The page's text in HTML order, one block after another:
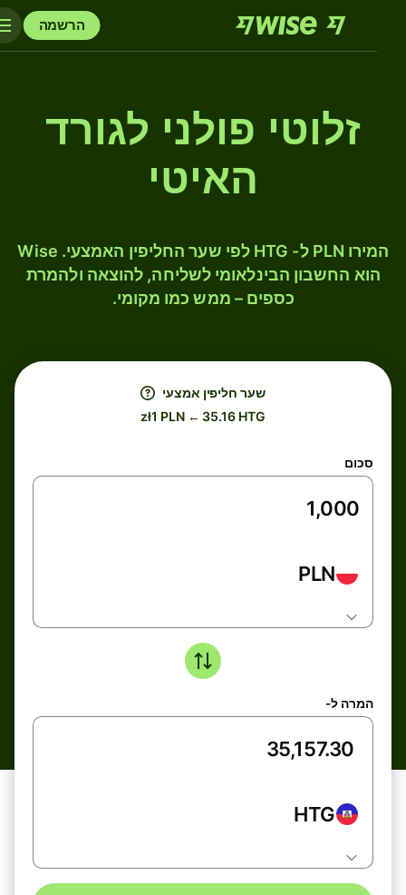
הרשמה
זלוטי פולני לגורד
האיטי
המירו PLN ל- HTG לפי שער החליפין האמצעי. Wise
הוא החשבון הבינלאומי לשליחה, להוצאה ולהמרת
כספים – ממש כמו מקומי.
שער חליפין אמצעי
zł1 PLN ← 35.16 HTG
סכום
PLN
המרה ל-
HTG